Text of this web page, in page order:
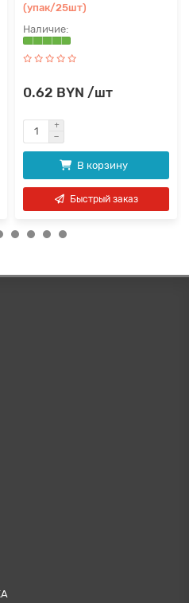
(упак/25шт)
0.62 BYN /шт
В корзину
Быстрый заказ